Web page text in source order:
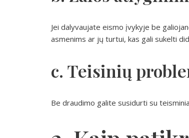
Jei dalyvaujate eismo įvykyje be
asmenims ar jų turtui, kas gali sukelti
c. Teisinių
Be draudimo galite susidurti su